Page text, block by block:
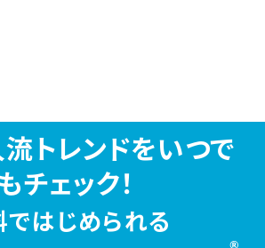
トレンドをいつで
もチェック！
ではじめられる